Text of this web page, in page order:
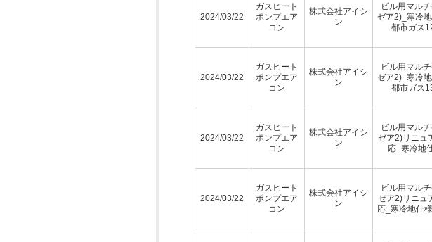
2024/03/22
ガスヒート
ポンプエア
コン
株式会社アイシ
ン
ビル用マル
ゼア2)_寒冷地
都市ガス
2024/03/22
ガスヒート
ポンプエア
コン
株式会社アイシ
ン
ビル用マル
ゼア2)_寒冷地
都市ガス
2024/03/22
ガスヒート
ポンプエア
コン
株式会社アイシ
ン
ビル用マル
ゼア2)リニュ
応_寒冷地
2024/03/22
ガスヒート
ポンプエア
コン
株式会社アイシ
ン
ビル用マル
ゼア2)リニュ
応_寒冷地仕